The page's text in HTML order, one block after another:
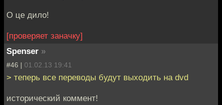
О це дило!
[проверяет заначку]
Spenser »
#46 | 01.02.13 19:41
> теперь все переводы будут выходить на dvd
исторический коммент!